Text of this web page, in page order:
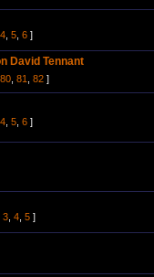
4 5 6 ]
David Tennant
80 81 82 ]
4 5 6 ]
3 4 5 ]